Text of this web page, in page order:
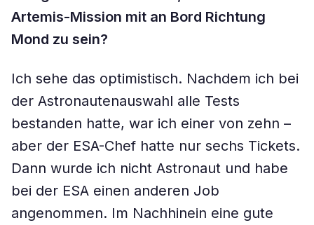
Artemis-Mission mit an Bord Richtung
Mond zu sein?
Ich sehe das optimistisch. Nachdem ich bei
der Astronautenauswahl alle Tests
bestanden hatte, war ich einer von zehn –
aber der ESA-Chef hatte nur sechs Tickets.
Dann wurde ich nicht Astronaut und habe
bei der ESA einen anderen Job
angenommen. Im Nachhinein eine gute